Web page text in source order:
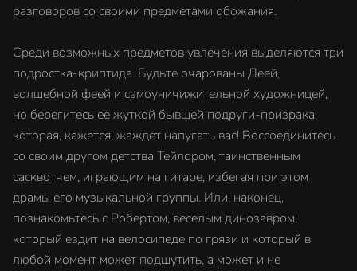
разговоров со своими предметами обожания.
Среди возможных предметов увлечения выделяются три
подростка-криптида. Будьте очарованы Деей,
волшебной феей и самоуничижительной художницей,
но берегитесь ее жуткой бывшей подруги-призрака,
которая, кажется, жаждет напугать вас! Воссоединитесь
со своим другом детства Тейлором, таинственным
сасквотчем, играющим на гитаре, избегая при этом
драмы его музыкальной группы. Или, наконец,
познакомьтесь с Робертом, веселым динозавром,
который ездит на велосипеде по грязи и который в
любой момент может подшутить, а может и не